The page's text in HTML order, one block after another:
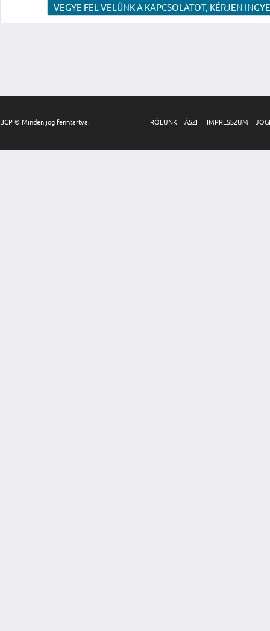
VEGYE FEL VELÜNK A KAPCSOLATOT, KÉRJEN
BCP © Minden jog fenntartva. RÓLUNK ÁSZF IMPRESSZUM